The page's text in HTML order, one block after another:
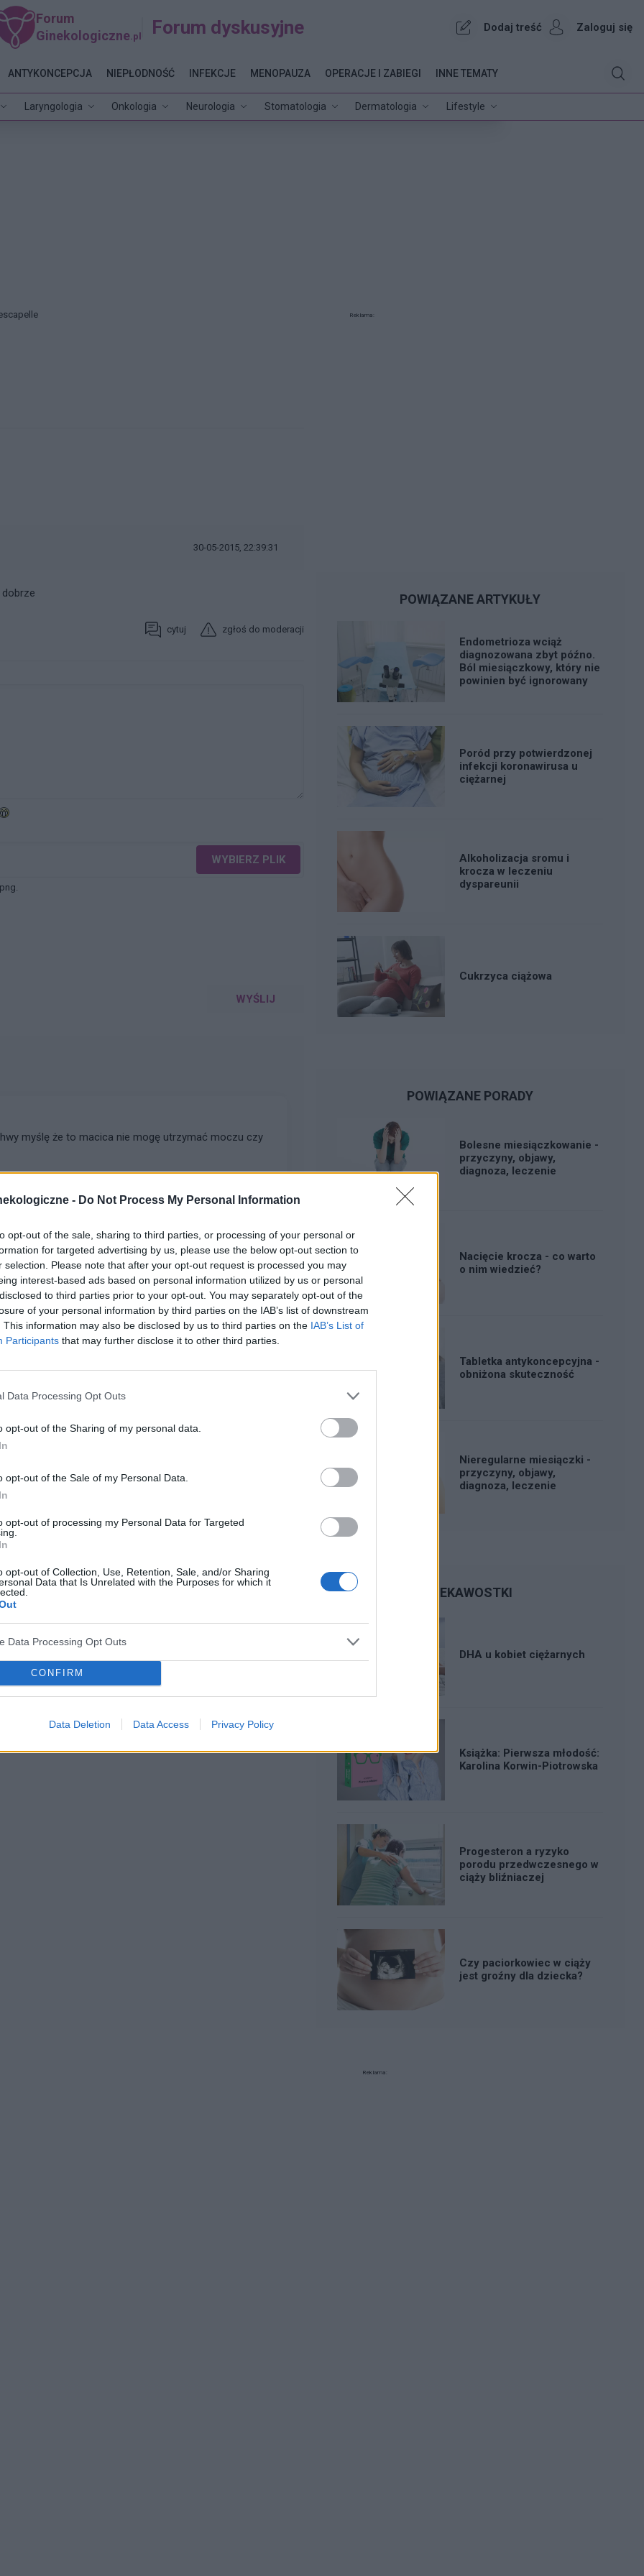
- Do Not Process My Personal Information
opt-out of the sale, sharing to third parties, or processing of your personal or
for targeted advertising by us, please use the below opt-out section to
selection. Please note that after your opt-out request is processed you may
interest-based ads based on personal information utilized by us or personal
to third parties prior to your opt-out. You may separately opt-out of the
of your personal information by third parties on the IAB’s list of downstream
This information may also be disclosed by us to third parties on the IAB’s List of
Participants that may further disclose it to other third parties.
Data Processing Opt Outs
opt-out of the Sharing of my personal data.
opt-out of the Sale of my Personal Data.
opt-out of processing my Personal Data for Targeted
opt-out of Collection, Use, Retention, Sale, and/or Sharing
Data that Is Unrelated with the Purposes for which it
Data Processing Opt Outs
CONFIRM
Data Deletion Data Access Privacy Policy
Forum
Ginekologiczne .pl Forum dyskusyjne Dodaj treść Zaloguj się
Laryngologia Onkologia Neurologia Stomatologia Dermatologia Lifestyle
ANTYKONCEPCJA NIEPŁODNOŚĆ INFEKCJE MENOPAUZA OPERACJE I ZABIEGI INNE TEMATY
30-05-2015, 22:39:31
cytuj zgłoś do moderacji
WYBIERZ PLIK
WYŚLIJ
myślę że to macica nie mogę utrzymać moczu czy
że mam zabieg a pojawiła mi się miesiączka. Czy
można wykonać zabieg?
na seks. To nie jest raczej normalne co nie? :(
dla mnie istnieć. Robię to z uwagi na męża. Udaję
ale nic nie wróciło do normy ( przestałam brać kilka
powinno się uregulować co nie? ).
sromowe nie wiem co z tym robić...
macicy
Reklama:
POWIĄZANE ARTYKUŁY
Endometrioza wciąż
diagnozowana zbyt późno.
Ból miesiączkowy, który nie
powinien być ignorowany
Poród przy potwierdzonej
infekcji koronawirusa u
ciężarnej
Alkoholizacja sromu i
krocza w leczeniu
dyspareunii
Cukrzyca ciążowa
POWIĄZANE PORADY
Bolesne miesiączkowanie -
przyczyny, objawy,
diagnoza, leczenie
Nacięcie krocza - co warto
o nim wiedzieć?
Tabletka antykoncepcyjna -
obniżona skuteczność
Nieregularne miesiączki -
przyczyny, objawy,
diagnoza, leczenie
CIEKAWOSTKI
DHA u kobiet ciężarnych
Książka: Pierwsza młodość:
Karolina Korwin-Piotrowska
Progesteron a ryzyko
porodu przedwczesnego w
ciąży bliźniaczej
Czy paciorkowiec w ciąży
jest groźny dla dziecka?
Reklama: